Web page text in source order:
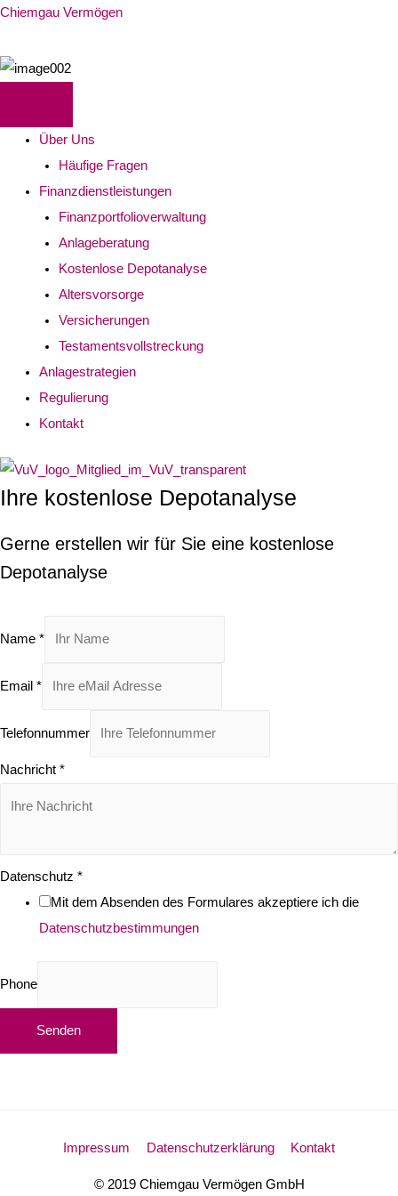
Chiemgau Vermögen
Über Uns
Häufige Fragen
Finanzdienstleistungen
Finanzportfolioverwaltung
Anlageberatung
Kostenlose Depotanalyse
Altersvorsorge
Versicherungen
Testamentsvollstreckung
Anlagestrategien
Regulierung
Kontakt
Ihre kostenlose Depotanalyse
Gerne erstellen wir für Sie eine kostenlose
Depotanalyse
Name *
Email *
Telefonnummer
Nachricht *
Datenschutz *
Mit dem Absenden des Formulares akzeptiere ich die
Datenschutzbestimmungen
Phone
Senden
Impressum Datenschutzerklärung Kontakt
© 2019 Chiemgau VermögenGmbH